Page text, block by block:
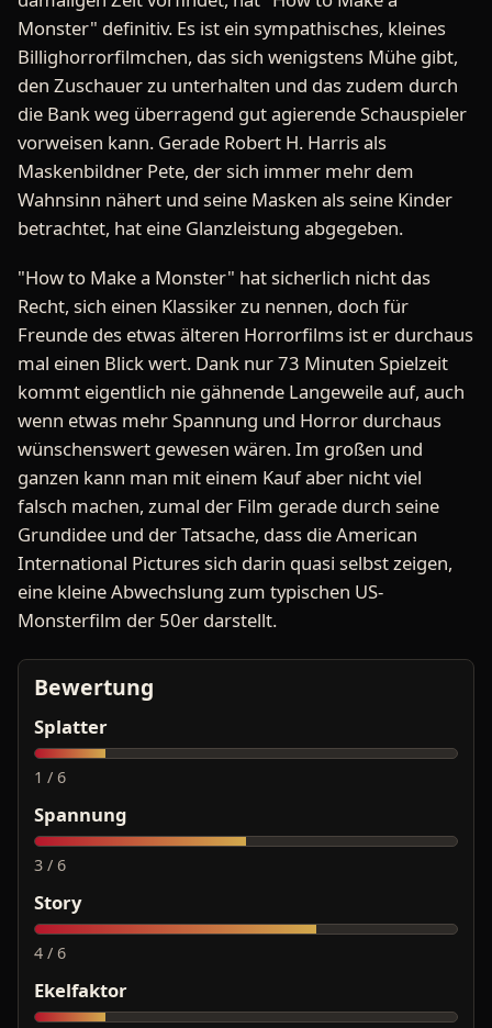
Monster" definitiv. Es ist ein sympathisches, kleines
Billighorrorfilmchen, das sich wenigstens Mühe gibt,
den Zuschauer zu unterhalten und das zudem durch
die Bank weg überragend gut agierende Schauspieler
vorweisen kann. Gerade Robert H. Harris als
Maskenbildner Pete, der sich immer mehr dem
Wahnsinn nähert und seine Masken als seine Kinder
betrachtet, hat eine Glanzleistung abgegeben.
"How to Make a Monster" hat sicherlich nicht das
Recht, sich einen Klassiker zu nennen, doch für
Freunde des etwas älteren Horrorfilms ist er durchaus
mal einen Blick wert. Dank nur 73 Minuten Spielzeit
kommt eigentlich nie gähnende Langeweile auf, auch
wenn etwas mehr Spannung und Horror durchaus
wünschenswert gewesen wären. Im großen und
ganzen kann man mit einem Kauf aber nicht viel
falsch machen, zumal der Film gerade durch seine
Grundidee und der Tatsache, dass die American
International Pictures sich darin quasi selbst zeigen,
eine kleine Abwechslung zum typischen US-
Monsterfilm der 50er darstellt.
Bewertung
Splatter
1 / 6
Spannung
3 / 6
Story
4 / 6
Ekelfaktor